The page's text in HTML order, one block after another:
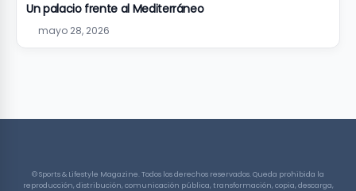
Un palacio frente al Mediterráneo
mayo 28, 2026
© Sports & Lifestyle Magazine. Todos los derechos reservados. Queda prohibida la
reproducción, distribución, comunicación pública, transformación, copia, descarga,